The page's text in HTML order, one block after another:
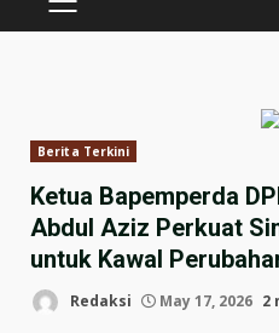
PRIMARY
Berita Terkini
Ketua Bapemperda
Abdul Aziz Perkuat
untuk Kawal
Redaksi May 17, 2026 2